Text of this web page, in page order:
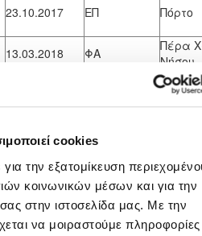
cookies
την εξατομίκευση
κοινωνικών μέσων και για την
στην ιστοσελίδα μας. Με την
να μοιραστούμε πληροφορίες
23.10.2017 ΕΠ Πόρτο
13.03.2018 ΦΑ
Πέρα
Νήσου
Πέρα
Νήσου
21.08.2018
Στάδιο
19.09.2018 ΦΑ Σκόπια
21.09.2018 ΦΑ
Σκόπια